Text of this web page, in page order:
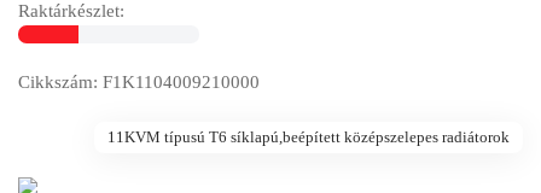
Raktárkészlet:
Cikkszám: F1K1104009210000
11KVM típusú T6 síklapú,beépített középszelepes radiátorok